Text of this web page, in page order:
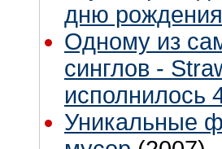
дню
Одному из
синглов -
исполнилось
Уникальные